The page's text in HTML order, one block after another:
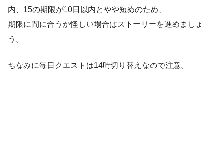
内、15の期限が10日以内とやや短めのため、
期限に間に合うか怪しい場合はストーリーを進めましょ
う。
ちなみに毎日クエストは14時切り替えなので注意。